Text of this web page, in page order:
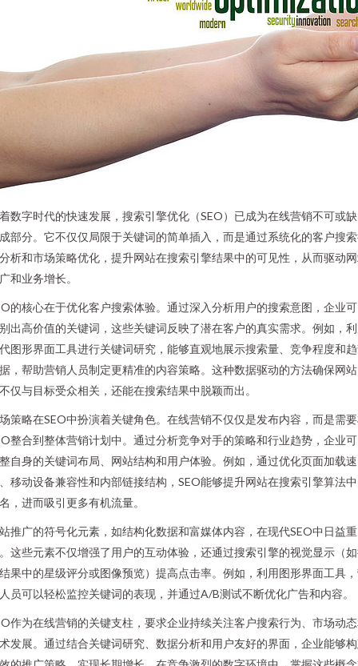
数字时代的快速发展，搜索引擎优化（SEO）已成为在线营销不可或
部分。它不仅仅局限于关键词的简单插入，而是通过系统化的客户搜
析和市场策略优化，提升网站在搜索引擎结果中的可见性，从而驱动
和业务增长。
的核心在于优化客户搜索体验。通过深入分析用户的搜索意图，企业
出高价值的关键词，这些关键词反映了潜在客户的真实需求。例如，
图形界面工具进行关键词研究，能够直观地展示搜索量、竞争程度和
，帮助营销人员制定更精准的内容策略。这种数据驱动的方法确保网
仅与目标受众相关，还能在搜索结果中脱颖而出。
策略在SEO中扮演着关键角色。在线营销不仅仅是发布内容，而是需
整合到整体营销计划中。通过分析竞争对手的策略和行业趋势，企业
自身的关键词布局、网站结构和用户体验。例如，通过优化页面加载速
移动设备兼容性和内部链接结构，SEO能够提升网站在搜索引擎算法
，进而吸引更多有机流量。
推广的符号化元素，如结构化数据和富媒体内容，在现代SEO中日益重
这些元素不仅增强了用户的互动体验，还通过搜索引擎的视觉显示（
果中的星级评分或图像预览）提高点击率。例如，利用图形界面工具
员可以轻松监控关键词的表现，并通过A/B测试不断优化广告和内容。
作为在线营销的关键支柱，要求企业持续关注客户搜索行为、市场动
发展。通过结合关键词研究、数据分析和用户友好的界面，企业能够